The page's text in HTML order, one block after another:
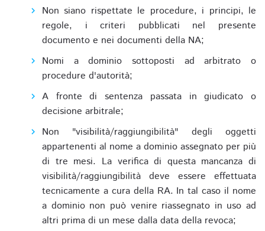
Non siano rispettate le procedure, i principi, le
regole, i criteri pubblicati nel presente
documento e nei documenti della NA;
Nomi a dominio sottoposti ad arbitrato o
procedure d'autorità;
A fronte di sentenza passata in giudicato o
decisione arbitrale;
Non "visibilità/raggiungibilità" degli oggetti
appartenenti al nome a dominio assegnato per più
di tre mesi. La verifica di questa mancanza di
visibilità/raggiungibilità deve essere effettuata
tecnicamente a cura della RA. In tal caso il nome
a dominio non può venire riassegnato in uso ad
altri prima di un mese dalla data della revoca;